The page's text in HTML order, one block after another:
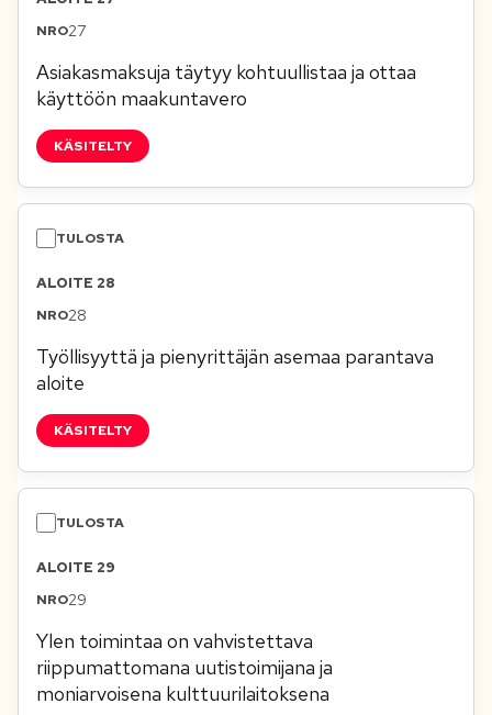
27
Asiakasmaksuja täytyy kohtuullistaa ja ottaa
käyttöön maakuntavero
KÄSITELTY
ALOITE 28
28
Työllisyyttä ja pienyrittäjän asemaa parantava
aloite
KÄSITELTY
ALOITE 29
29
Ylen toimintaa on vahvistettava
riippumattomana uutistoimijana ja
moniarvoisena kulttuurilaitoksena